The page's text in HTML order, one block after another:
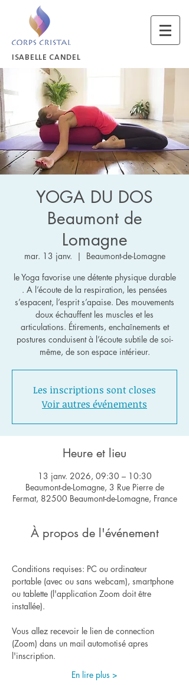
ISABELLE CANDEL
YOGA DU DOS
Beaumont de
Lomagne
mar. 13 janv.
  |
Beaumont-de-Lomagne
le Yoga favorise une détente physique durable
. A l’écoute de la respiration, les pensées
s’espacent, l’esprit s’apaise. Des mouvements
doux échauffent les muscles et les
articulations. Étirements, enchaînements et
postures conduisent à l’écoute subtile de soi-
même, de son espace intérieur.
Les inscriptions sont closes
Voir autres événements
Heure et lieu
13 janv. 2026, 09:30 – 10:30
Beaumont-de-Lomagne, 3 Rue Pierre de
Fermat, 82500 Beaumont-de-Lomagne, France
À propos de l'événement
Conditions requises: PC ou ordinateur
portable (avec ou sans webcam), smartphone
ou tablette (l'application Zoom doit être
installée).
Vous allez recevoir le lien de connection
(Zoom) dans un mail automotisé apres
l'inscription.
En lire plus >